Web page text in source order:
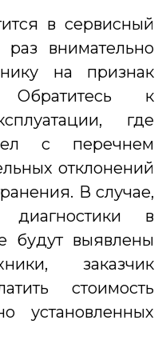
в сервисный
внимательно
на признак
Обратитесь к
где
с перечнем
отклонений
В случае,
в
будут выявлены
заказчик
стоимость
установленных